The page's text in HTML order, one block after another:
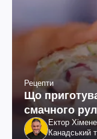
Рецепти
Що
смачного
Ектор
Канадський